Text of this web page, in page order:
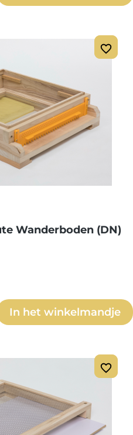
Wanderboden (DN)
Voer de
In het winkelmandje